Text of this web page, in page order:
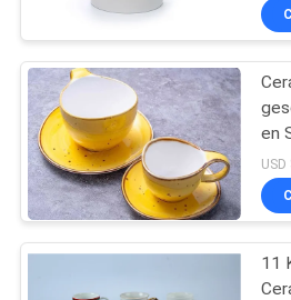
De Reeks
en
11